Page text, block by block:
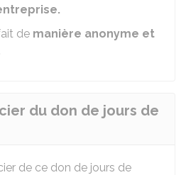
de manière anonyme et
du don de jours de
de ce don de jours de